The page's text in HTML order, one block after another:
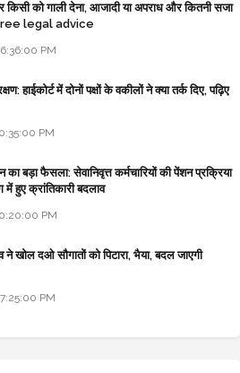
किसी को गाली देना, आजादी या अपराध और कितनी सजा
free legal advice
PM
हाईकोर्ट में दोनों पक्षों के वकीलों ने क्या तर्क दिए, पढ़िए
PM
बड़ा फैसला: सेवानिवृत्त कर्मचारियों की पेंशन प्रक्रिया
हुए क्रांतिकारी बदलाव
PM
ने खोल दओ सौगातों को पिटारा, भैया, बदल जाएगी
PM